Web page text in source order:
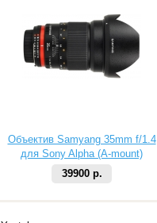
Объектив Samyang 35mm f/1.4
для Sony Alpha (A-mount)
39900 р.